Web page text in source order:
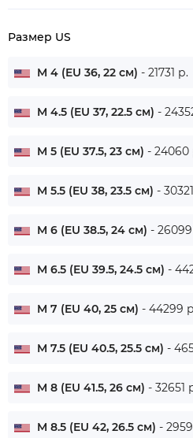
Размер US
M 4 (EU 36, 22 см) - 21731 р.
M 4.5 (EU 37, 22.5 см) -
M 5 (EU 37.5, 23 см) - 24060
M 5.5 (EU 38, 23.5 см) -
M 6 (EU 38.5, 24 см) -
M 6.5 (EU 39.5, 24.5 см) -
M 7 (EU 40, 25 см) - 44299
M 7.5 (EU 40.5, 25.5 см) -
M 8 (EU 41.5, 26 см) - 32651
M 8.5 (EU 42, 26.5 см) -